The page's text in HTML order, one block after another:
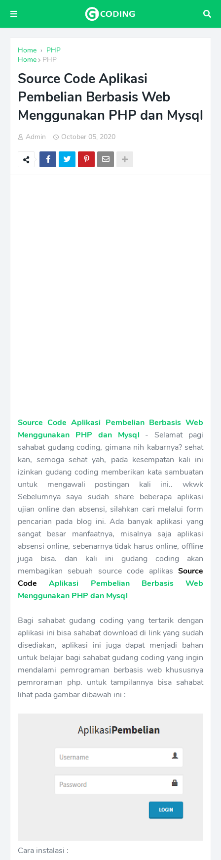
Home › PHP
Home
PHP
Source Code Aplikasi
Pembelian Berbasis Web
Menggunakan PHP dan Mysql
Admin October 05, 2020
Source Code Aplikasi Pembelian Berbasis Web
Menggunakan PHP dan Mysql - Selamat pagi
sahabat gudang coding, gimana nih kabarnya? sehat
kan, semoga sehat yah, pada kesempatan kali ini
izinkan gudang coding memberikan kata sambuatan
untuk mengawali postingan kali ini.. wkwk
Sebelumnya saya sudah share beberapa aplikasi
ujian online dan absensi, silahkan cari melalui form
pencarian pada blog ini. Ada banyak aplikasi yang
sangat besar manfaatnya, misalnya saja aplikasi
absensi online, sebenarnya tidak harus online, offline
juga bisa. dan kali ini gudang coding akan
membagikan sebuah source code aplikas Source
CodeAplikasi Pembelian Berbasis Web
Menggunakan PHP dan Mysql
Bagi sahabat gudang coding yang tertarik dengan
aplikasi ini bisa sahabat download di link yang sudah
disediakan, aplikasi ini juga dapat menjadi bahan
untuk belajar bagi sahabat gudang coding yang ingin
mendalami pemrograman berbasis web khususnya
pemroraman php. untuk tampilannya bisa sahabat
lihat pada gambar dibawah ini :
Cara instalasi :